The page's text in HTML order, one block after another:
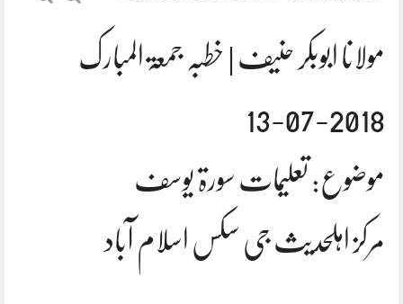
مولانا ابوبکر حنیف | خطبہ جمعۃ المبارک
2018-07-13
موضوع: تعلیمات سورۃ یوسف
مرکز اہلحدیث جی سکس اسلام آباد